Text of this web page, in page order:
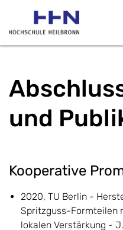
und
Kooperative
2020, TU Berlin -
Spritzguss-Formteilen
lokalen Verstärkung -